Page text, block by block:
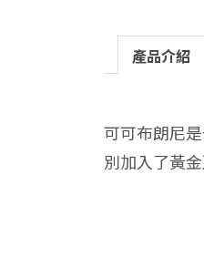
產品介紹
可可布朗尼
別加入了黃